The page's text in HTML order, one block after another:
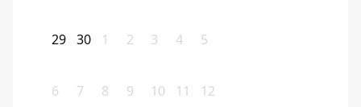
29 30 1 2 3 4 5
6 7 8 9 10 11 12